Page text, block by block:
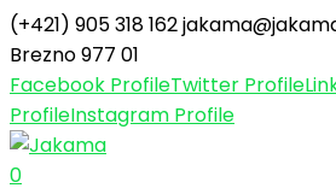
(+421) 905 318 162
Brezno 977 01
Facebook ProfileTwitter Profile
ProfileInstagram Profile
0